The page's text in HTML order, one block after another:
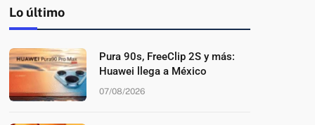
Lo último
Pura 90s, FreeClip 2S y más:
Huawei llega a México
07/08/2026